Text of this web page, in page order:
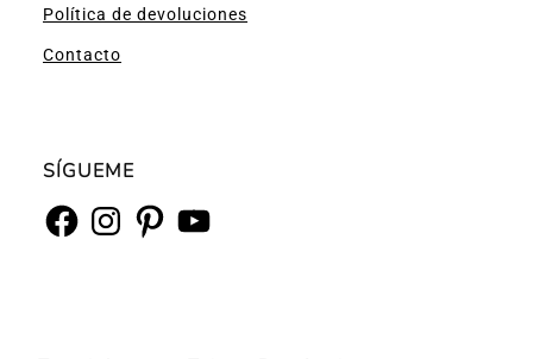
Política de devoluciones
Contacto
SÍGUEME
FacebookInstagramPinterestYouTube